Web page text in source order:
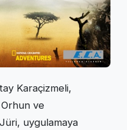
Karaçizmeli,
ve
uygulamaya